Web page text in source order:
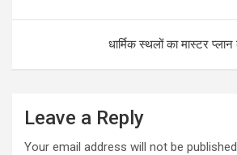
धार्मिक स्थलों का मास्टर
Leave a Reply
Your email address will not be